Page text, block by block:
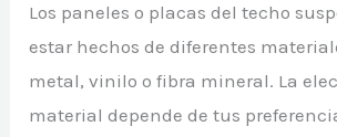
Los paneles o placas del techo
estar hechos de diferentes
metal, vinilo o fibra mineral. La
material depende de tus